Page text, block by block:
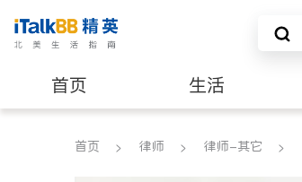
首页 生活
养老 非盈利组织
首页 律师 律师-其它